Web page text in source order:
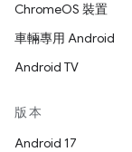
ChromeOS 裝置
車輛專用 Android
Android TV
版本
Android 17